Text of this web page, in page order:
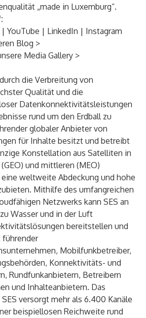
„made in Luxemburg“.
| YouTube | LinkedIn | Instagram
Blog >
Media Gallery >
die Verbreitung von
Qualität und die
Datenkonnektivitätsleistungen
rund um den Erdball zu
globaler Anbieter von
für Inhalte besitzt und betreibt
Konstellation aus Satelliten in
und mittleren (MEO)
eine weltweite Abdeckung und hohe
Mithilfe des umfangreichen
Netzwerks kann SES an
Wasser und in der Luft
bereitstellen und
Mobilfunkbetreiber,
Konnektivitäts- und
Rundfunkanbietern, Betreibern
und Inhalteanbietern. Das
versorgt mehr als 6.400 Kanäle
beispiellosen Reichweite rund